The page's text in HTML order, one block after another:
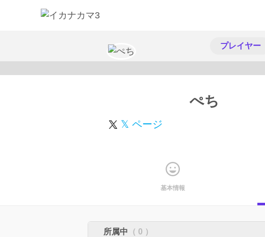
プレイヤー
ぺち
𝕏 ページ
基本情報
所属中 （ 0 ）